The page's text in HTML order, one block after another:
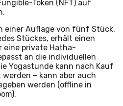
Token (NFT) auf
einer Auflage von fünf Stück.
Stückes, erhält einen
eine private Hatha-
an die individuellen
Yogastunde kann nach Kauf
werden – kann aber auch
werden (offline in